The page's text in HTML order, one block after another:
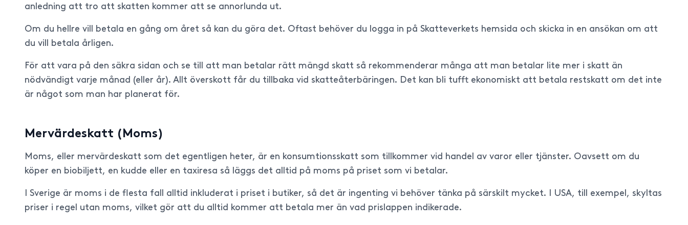
anledning att tro att skatten kommer att se annorlunda ut.
Om du hellre vill betala en gång om året så kan du göra det. Oftast behöver du logga in på Skatteverkets hemsida och skicka in en ansökan om att
du vill betala årligen.
För att vara på den säkra sidan och se till att man betalar rätt mängd skatt så rekommenderar många att man betalar lite mer i skatt än
nödvändigt varje månad (eller år). Allt överskott får du tillbaka vid skatteåterbäringen. Det kan bli tufft ekonomiskt att betala restskatt om det inte
är något som man har planerat för.
Mervärdeskatt (Moms)
Moms, eller mervärdeskatt som det egentligen heter, är en konsumtionsskatt som tillkommer vid handel av varor eller tjänster. Oavsett om du
köper en biobiljett, en kudde eller en taxiresa så läggs det alltid på moms på priset som vi betalar.
I Sverige är moms i de flesta fall alltid inkluderat i priset i butiker, så det är ingenting vi behöver tänka på särskilt mycket. I USA, till exempel, skyltas
priser i regel utan moms, vilket gör att du alltid kommer att betala mer än vad prislappen indikerade.